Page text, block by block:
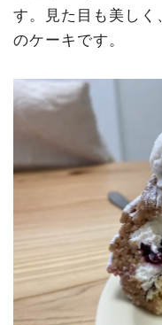
す。見た目も美しく
のケーキです。